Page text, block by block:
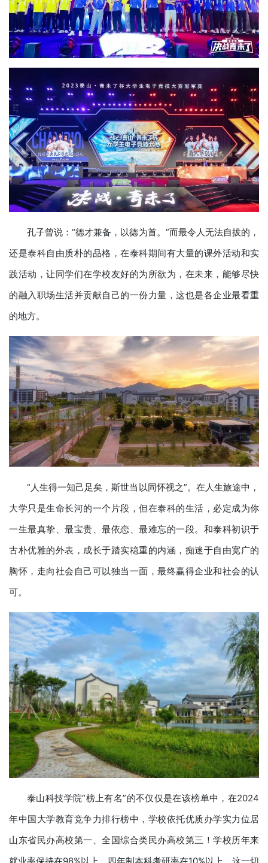
孔子曾说：“德才兼备，以德为首。”而最令人无法自拔的，
还是泰科自由质朴的品格，在泰科期间有大量的课外活动和实
践活动，让同学们在学校友好的为所欲为，在未来，能够尽快
的融入职场生活并贡献自己的一份力量，这也是各企业最看重
的地方。
“人生得一知己足矣，斯世当以同怀视之”。在人生旅途中，
大学只是生命长河的一个片段，但在泰科的生活，必定成为你
一生最真挚、最宝贵、最依恋、最难忘的一段。和泰科初识于
古朴优雅的外表，成长于踏实稳重的内涵，痴迷于自由宽广的
胸怀，走向社会自己可以独当一面，最终赢得企业和社会的认
可。
泰山科技学院“榜上有名”的不仅仅是在该榜单中，在2024
年中国大学教育竞争力排行榜中，学校依托优质办学实力位居
山东省民办高校第一、全国综合类民办高校第三！学校历年来